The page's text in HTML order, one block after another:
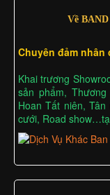
Về
Chuyên đảm nhân
Khai trương
sản phẩm,
Hoan Tất niên,
cưới, Road